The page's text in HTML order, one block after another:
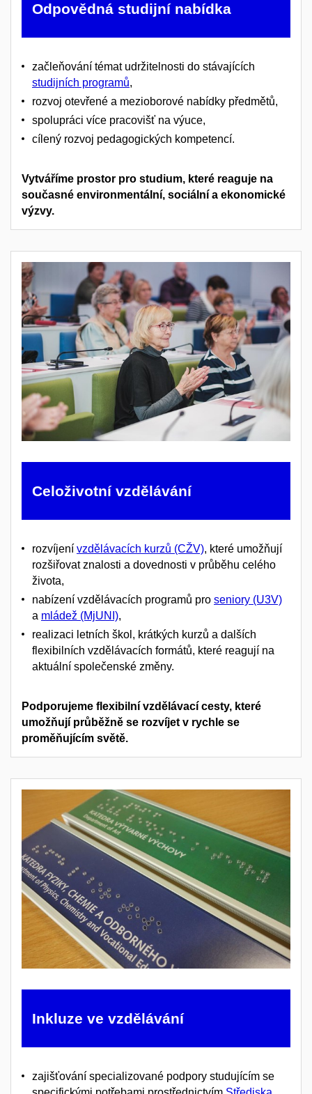
Odpovědná studijní nabídka
začleňování témat udržitelnosti do stávajících
studijních programů,
rozvoj otevřené a mezioborové nabídky předmětů,
spolupráci více pracovišť na výuce,
cílený rozvoj pedagogických kompetencí.
Vytváříme prostor pro studium, které reaguje na
současné environmentální, sociální a ekonomické
výzvy.
Celoživotní vzdělávání
rozvíjení vzdělávacích kurzů (CŽV), které umožňují
rozšiřovat znalosti a dovednosti v průběhu celého
života,
nabízení vzdělávacích programů pro seniory (U3V)
a mládež (MjUNI),
realizaci letních škol, krátkých kurzů a dalších
flexibilních vzdělávacích formátů, které reagují na
aktuální společenské změny.
Podporujeme flexibilní vzdělávací cesty, které
umožňují průběžně se rozvíjet v rychle se
proměňujícím světě.
Inkluze ve vzdělávání
zajišťování specializované podpory studujícím se